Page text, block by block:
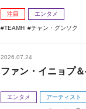
注目 エンタメ
TEAMH チャン・グンソク
2026.07.24
ファン・イニョプ
エンタメ アーティスト